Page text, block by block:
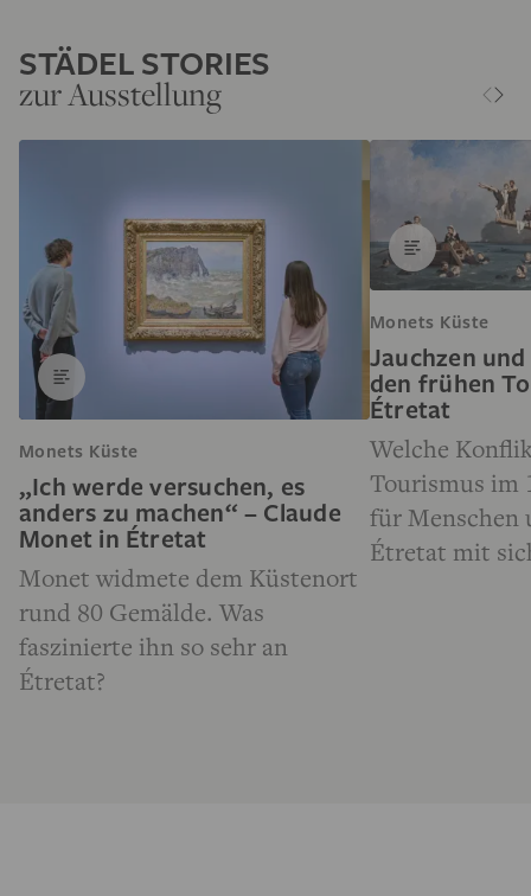
STÄDEL STORIES
zur Ausstellung
Monets Küste
„Ich werde versuchen, es
anders zu machen“ – Claude
Monet in Étretat
Monet widmete dem Küstenort
rund 80 Gemälde. Was
faszinierte ihn so sehr an
Étretat?
Monets Küste
Jauchzen
den frühen
Étretat
Welche
Tourismus im
für Menschen
Étretat mit